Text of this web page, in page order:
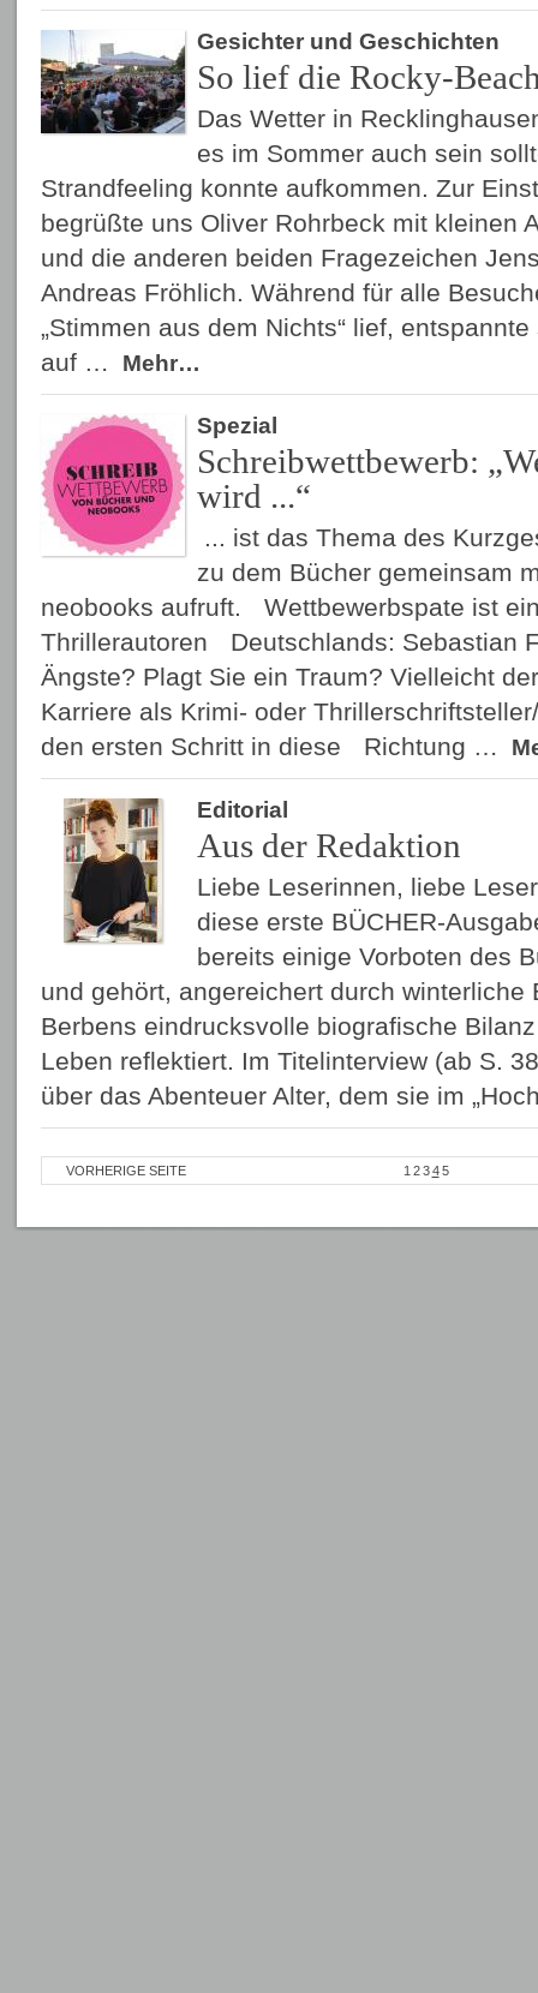
Gesichter und Geschichten
So lief die Rocky-
Das Wetter in
es im Sommer auch sein
Strandfeeling konnte aufkommen. Zur
begrüßte uns Oliver Rohrbeck mit kleinen
und die anderen beiden Fragezeichen
Andreas Fröhlich. Während für alle
„Stimmen aus dem Nichts“ lief,
auf …
Mehr…
Spezial
Schreibwettbewerb:
wird ...“
... ist das Thema des
zu dem Bücher gemeinsam
neobooks aufruft. Wettbewerbspate ist
Thrillerautoren Deutschlands: Sebastian
Ängste? Plagt Sie ein Traum? Vielleicht
Karriere als Krimi- oder
den ersten Schritt in diese Richtung …
Editorial
Aus der Redaktion
Liebe Leserinnen, liebe
diese erste BÜCHER-
bereits einige Vorboten des
und gehört, angereichert durch winterliche
Berbens eindrucksvolle biografische
Leben reflektiert. Im Titelinterview (ab S.
über das Abenteuer Alter, dem sie im
VORHERIGE SEITE 1 2 3 4 5